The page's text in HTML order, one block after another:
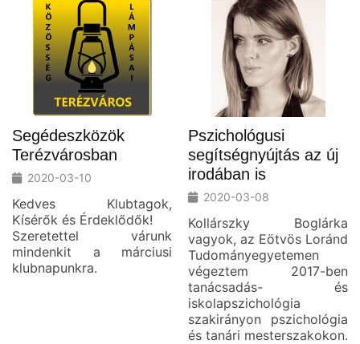
Segédeszközök
Terézvárosban
2020-03-10
Kedves Klubtagok,
Kísérők és Érdeklődők!
Szeretettel várunk
mindenkit a márciusi
klubnapunkra.
Pszichológusi
segítségnyújtás az új
irodában is
2020-03-08
Kollárszky Boglárka
vagyok, az Eötvös Loránd
Tudományegyetemen
végeztem 2017-ben
tanácsadás- és
iskolapszichológia
szakirányon pszichológia
és tanári mesterszakokon.